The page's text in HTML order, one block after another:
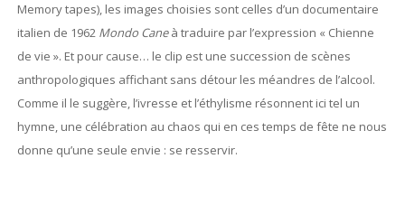
Memory tapes), les images choisies sont celles d’un documentaire
italien de 1962 Mondo Caneà traduire par l’expression « Chienne
de vie ». Et pour cause… le clip est une succession de scènes
anthropologiques affichant sans détour les méandres de l’alcool.
Comme il le suggère, l’ivresse et l’éthylisme résonnent ici tel un
hymne, une célébration au chaos qui en ces temps de fête ne nous
donne qu’une seule envie : se resservir.